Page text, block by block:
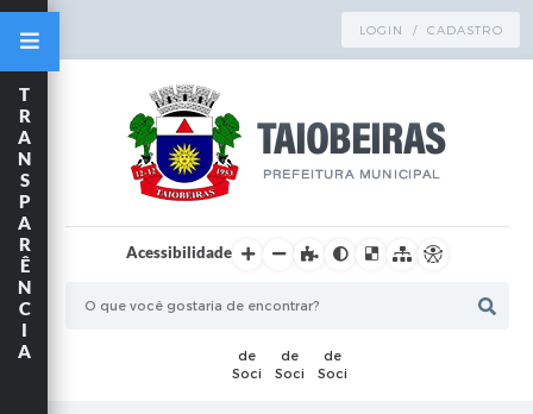
LOGIN / CADASTRO
Acessibilidade
T
R
A
N
S
P
A
R
Ê
N
C
I
A